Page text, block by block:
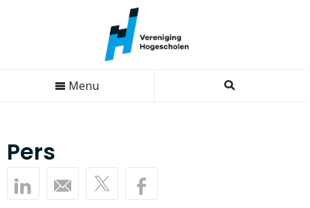
Menu
Pers